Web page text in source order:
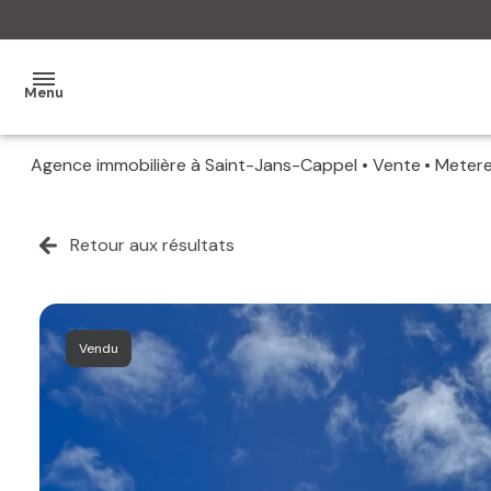
Menu
MES
MES
VENDUS
ESTIMATION
ALERTE
Agence immobilière à Saint-Jans-Cappel Vente
Retour aux résultats
Vendu